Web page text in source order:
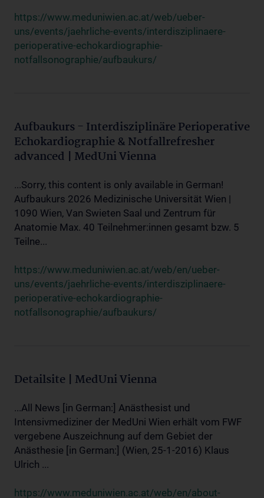
https://www.meduniwien.ac.at/web/ueber-
uns/events/jaehrliche-events/interdisziplinaere-
perioperative-echokardiographie-
notfallsonographie/aufbaukurs/
Aufbaukurs - Interdisziplinäre Perioperative
Echokardiographie & Notfallrefresher
advanced | MedUni Vienna
...Sorry, this content is only available in German!
Aufbaukurs 2026 Medizinische Universität Wien |
1090 Wien, Van Swieten Saal und Zentrum für
Anatomie Max. 40 Teilnehmer:innen gesamt bzw. 5
Teilne...
https://www.meduniwien.ac.at/web/en/ueber-
uns/events/jaehrliche-events/interdisziplinaere-
perioperative-echokardiographie-
notfallsonographie/aufbaukurs/
Detailsite | MedUni Vienna
...All News [in German:] Anästhesist und
Intensivmediziner der MedUni Wien erhält vom FWF
vergebene Auszeichnung auf dem Gebiet der
Anästhesie [in German:] (Wien, 25-1-2016) Klaus
Ulrich ...
https://www.meduniwien.ac.at/web/en/about-